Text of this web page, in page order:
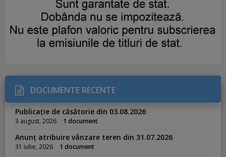
DOCUMENTE RECENTE
Publicație de căsătorie din 03.08.2026
3 august, 2026 1 document
Anunț atribuire vânzare teren din 31.07.2026
31 iulie, 2026 1 document